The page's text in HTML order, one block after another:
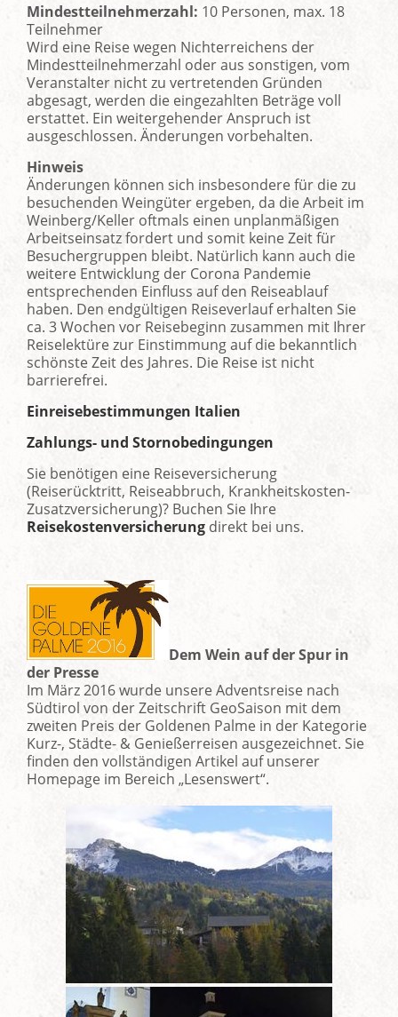
Mindestteilnehmerzahl: 10 Personen, max. 18
Teilnehmer
Wird eine Reise wegen Nichterreichens der
Mindestteilnehmerzahl oder aus sonstigen, vom
Veranstalter nicht zu vertretenden Gründen
abgesagt, werden die eingezahlten Beträge voll
erstattet. Ein weitergehender Anspruch ist
ausgeschlossen. Änderungen vorbehalten.
Hinweis
Änderungen können sich insbesondere für die zu
besuchenden Weingüter ergeben, da die Arbeit im
Weinberg/Keller oftmals einen unplanmäßigen
Arbeitseinsatz fordert und somit keine Zeit für
Besuchergruppen bleibt. Natürlich kann auch die
weitere Entwicklung der Corona Pandemie
entsprechenden Einfluss auf den Reiseablauf
haben. Den endgültigen Reiseverlauf erhalten Sie
ca. 3 Wochen vor Reisebeginn zusammen mit Ihrer
Reiselektüre zur Einstimmung auf die bekanntlich
schönste Zeit des Jahres. Die Reise ist nicht
barrierefrei.
Einreisebestimmungen Italien
Zahlungs- und Stornobedingungen
Sie benötigen eine Reiseversicherung
(Reiserücktritt, Reiseabbruch, Krankheitskosten-
Zusatzversicherung)? Buchen Sie Ihre
Reisekostenversicherung direkt bei uns.
Dem Wein auf der Spur in
der Presse
Im März 2016 wurde unsere Adventsreise nach
Südtirol von der Zeitschrift GeoSaison mit dem
zweiten Preis der Goldenen Palme in der Kategorie
Kurz-, Städte- & Genießerreisen ausgezeichnet. Sie
finden den vollständigen Artikel auf unserer
Homepage im Bereich „Lesenswert“.